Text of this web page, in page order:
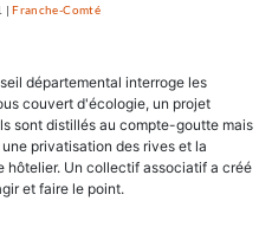
|Franche-Comté
départemental interroge les
couvert d'écologie, un projet
sont distillés au compte-goutte mais
privatisation des rives et la
hôtelier. Un collectif associatif a créé
et faire le point.